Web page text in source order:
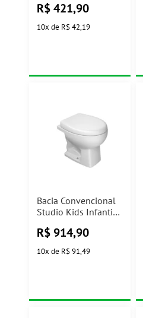
R$ 421,90
10x de R$ 42,19
Bacia Convencional
Studio Kids Infanti
R$ 914,90
10x de R$ 91,49